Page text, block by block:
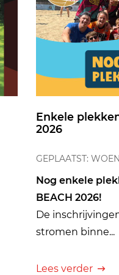
Enkele
2026
GEPLAATST:
Nog enkele
BEACH 2026!
De
stromen binne...
Lees verder